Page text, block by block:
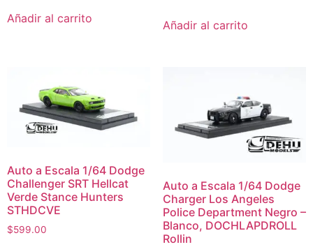
Añadir al carrito Añadir al carrito
Auto a Escala 1/64 Dodge
Challenger SRT Hellcat
Verde Stance Hunters
STHDCVE
$599.00
Auto a Escala 1/64 Dodge
Charger Los Angeles
Police Department Negro –
Blanco, DOCHLAPDROLL
Rollin